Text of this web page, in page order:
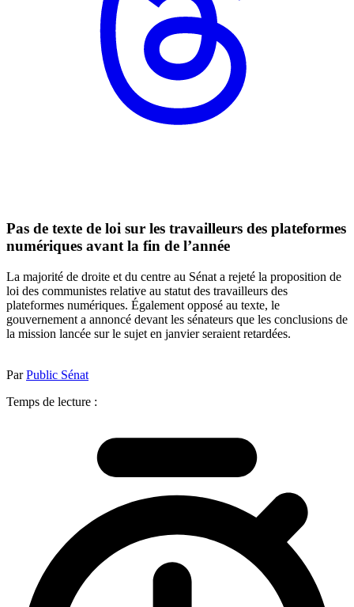
Pas de texte de loi sur les travailleurs des plateformes
numériques avant la fin de l’année
La majorité de droite et du centre au Sénat a rejeté la proposition de
loi des communistes relative au statut des travailleurs des
plateformes numériques. Également opposé au texte, le
gouvernement a annoncé devant les sénateurs que les conclusions de
la mission lancée sur le sujet en janvier seraient retardées.
ParPublic Sénat
Temps de lecture :